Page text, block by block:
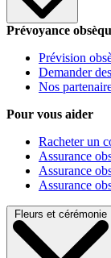
Prévoyance
Prévision
Demander
Nos
Pour vous aider
Racheter un
Assurance
Assurance
Assurance
Fleurs et cérémonie